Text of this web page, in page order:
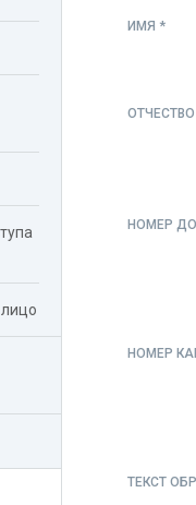
ИМЯ *
ОТЧЕСТВО
НОМЕР
НОМЕР
ТЕКСТ